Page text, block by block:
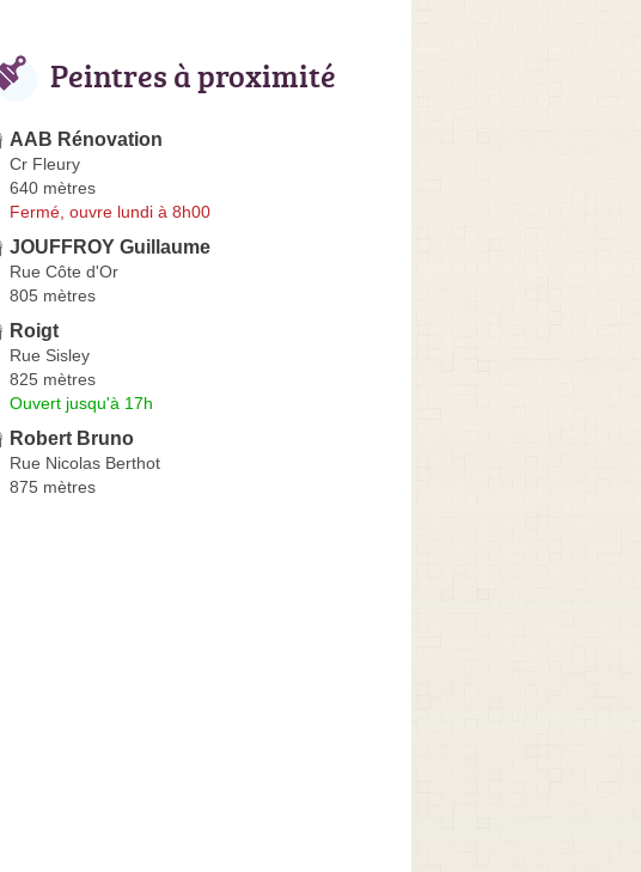
Peintres à proximité
AAB Rénovation
Cr Fleury
640 mètres
Fermé, ouvre lundi à 8h00
JOUFFROY Guillaume
Rue Côte d'Or
805 mètres
Roigt
Rue Sisley
825 mètres
Ouvert jusqu'à 17h
Robert Bruno
Rue Nicolas Berthot
875 mètres